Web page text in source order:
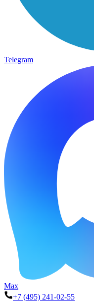
Telegram
Max
+7 (495) 241-02-55